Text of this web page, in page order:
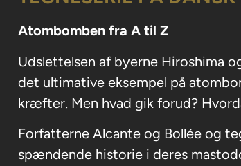
Atombomben fra A til Z
Udslettelsen af byerne Hiroshima
det ultimative eksempel på
kræfter. Men hvad gik forud?
Forfatterne Alcante og Bollée og
spændende historie i deres